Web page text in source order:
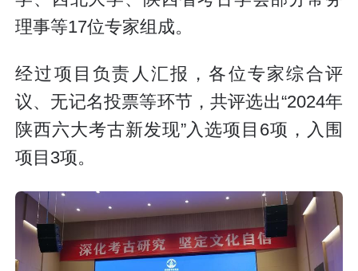
理事等17位专家组成。
经过项目负责人汇报，各位专家综合评
议、无记名投票等环节，共评选出“2024年
陕西六大考古新发现”入选项目6项，入围
项目3项。